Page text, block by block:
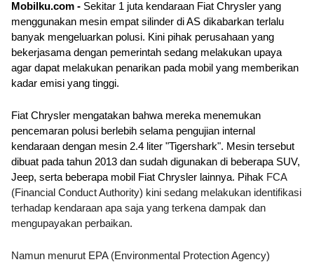
Mobilku.com - Sekitar 1 juta kendaraan Fiat Chrysler yang
menggunakan mesin empat silinder di AS dikabarkan terlalu
banyak mengeluarkan polusi. Kini pihak perusahaan yang
bekerjasama dengan pemerintah sedang melakukan upaya
agar dapat melakukan penarikan pada mobil yang memberikan
kadar emisi yang tinggi.
Fiat Chrysler mengatakan bahwa mereka menemukan
pencemaran polusi berlebih selama pengujian internal
kendaraan dengan mesin 2.4 liter "Tigershark". Mesin tersebut
dibuat pada tahun 2013 dan sudah digunakan di beberapa SUV,
Jeep, serta beberapa mobil Fiat Chrysler lainnya. Pihak FCA
(Financial Conduct Authority) kini sedang melakukan identifikasi
terhadap kendaraan apa saja yang terkena dampak dan
mengupayakan perbaikan.
Namun menurut EPA (Environmental Protection Agency)